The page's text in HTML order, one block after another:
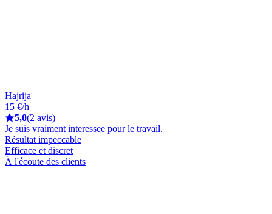
Hajrija
15 €/h
5,0(2 avis)
Je suis vraiment interessee pour le travail.
Résultat impeccable
Efficace et discret
À l'écoute des clients